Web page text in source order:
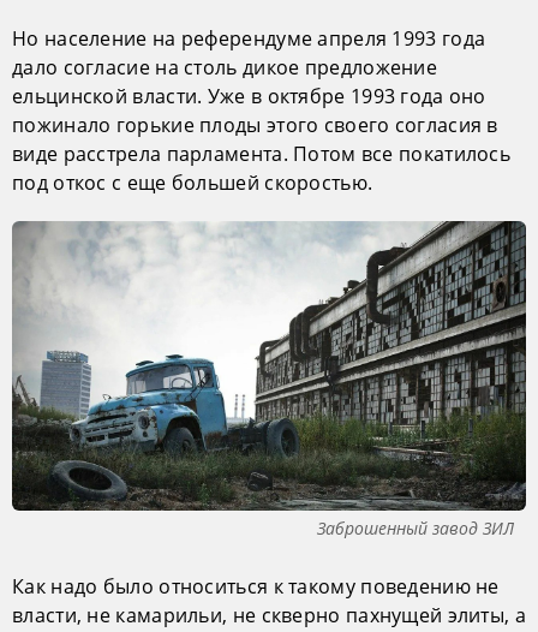
Но население на референдуме апреля 1993 года
дало согласие на столь дикое предложение
ельцинской власти. Уже в октябре 1993 года оно
пожинало горькие плоды этого своего согласия в
виде расстрела парламента. Потом все покатилось
под откос с еще большей скоростью.
Заброшенный завод ЗИЛ
Как надо было относиться к такому поведению не
власти, не камарильи, не скверно пахнущей элиты, а